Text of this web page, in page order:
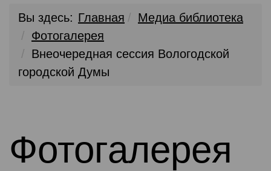
Вы здесь: Главная
Медиа библиотека
Фотогалерея
Внеочередная сессия Вологодской
городской Думы
Фотогалерея